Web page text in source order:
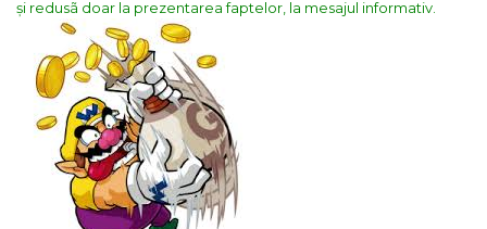
și redusã doar la prezentarea faptelor, la mesajul informativ.